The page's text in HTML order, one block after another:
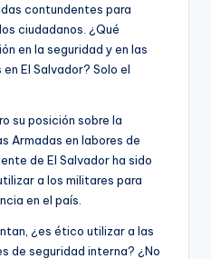
contundentes para
ciudadanos. ¿Qué
en la seguridad y en las
El Salvador? Solo el
su posición sobre la
Armadas en labores de
de El Salvador ha sido
a los militares para
en el país.
¿es ético utilizar a las
de seguridad interna? ¿No